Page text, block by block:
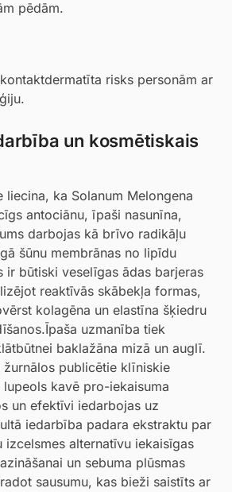
pēdām.
risks personām ar
un kosmētiskais
liecina, ka Solanum Melongena
antociānu, īpaši nasunīna,
darbojas kā brīvo radikāļu
šūnu membrānas no lipīdu
ir būtiski veselīgas ādas barjeras
reaktīvās skābekļa formas,
kolagēna un elastīna šķiedru
uzmanība tiek
baklažāna mizā un auglī.
publicētie klīniskie
kavē pro-iekaisuma
un efektīvi iedarbojas uz
iedarbība padara ekstraktu par
alternatīvu iekaisīgas
un sebuma plūsmas
sausumu, kas bieži saistīts ar